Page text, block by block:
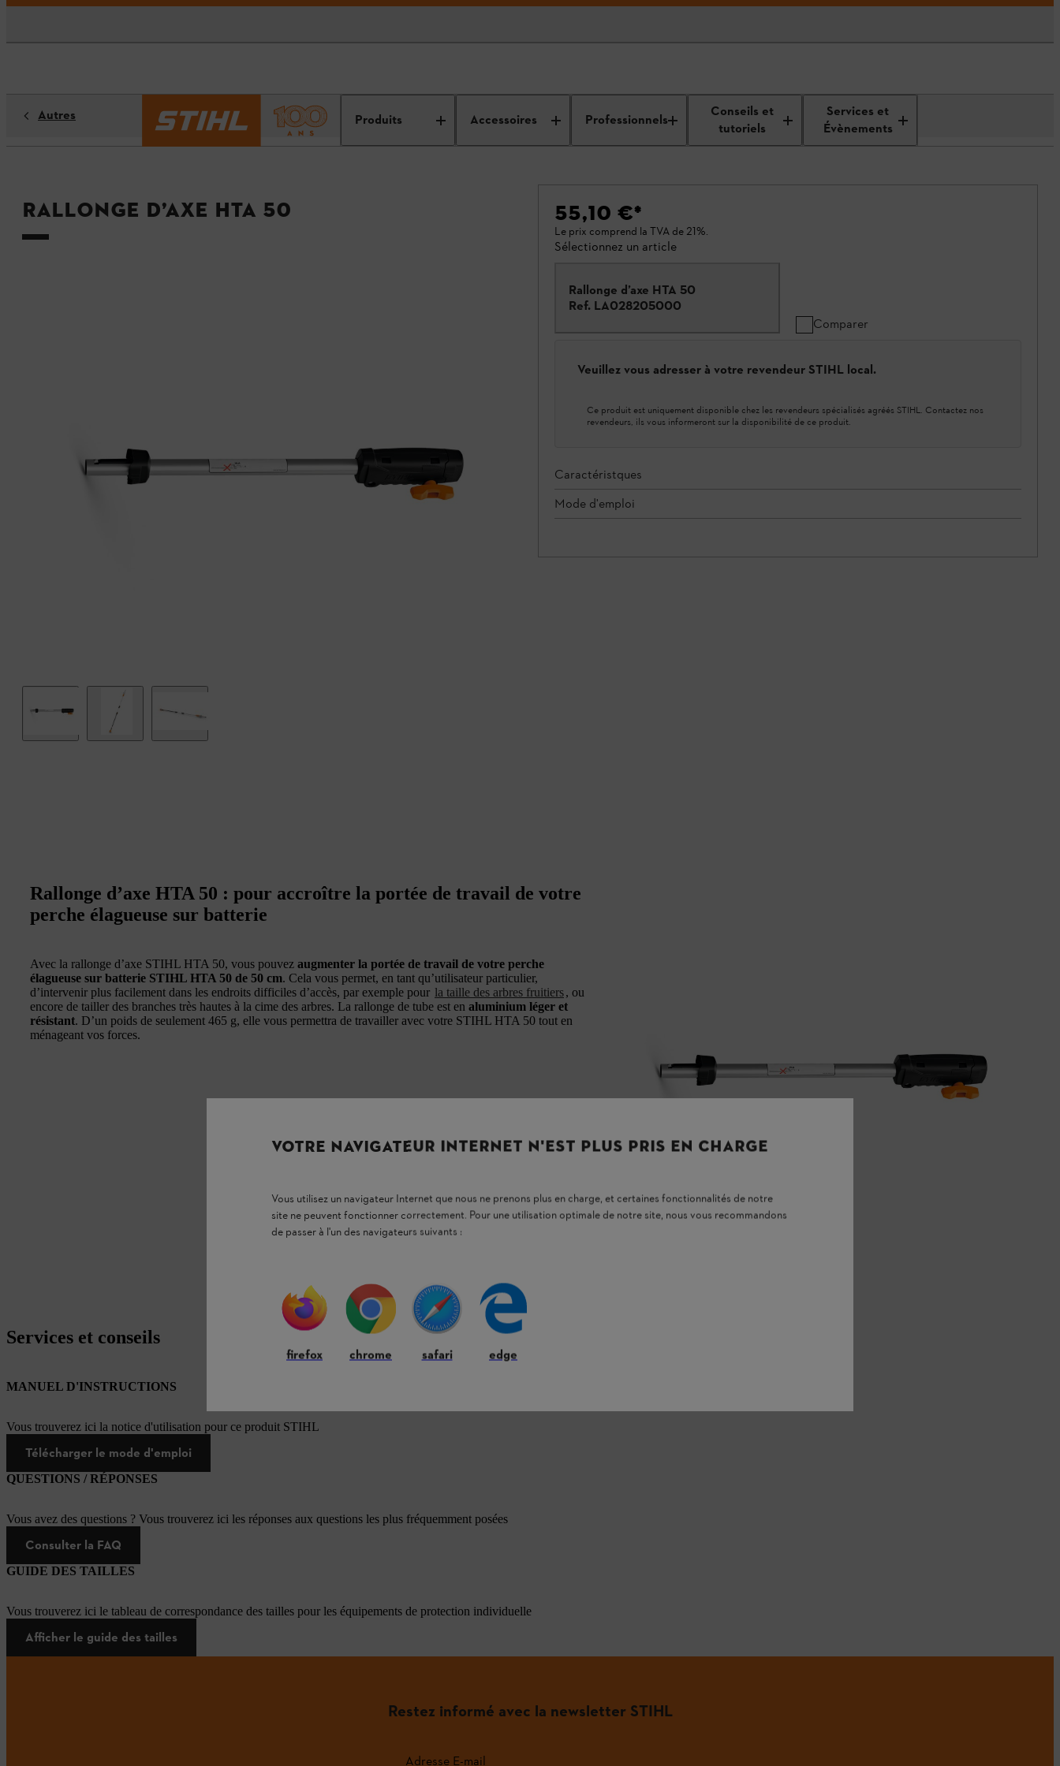
Produits Accessoires Professionnels
Conseils et
tutoriels
Services et
Évènements
Autres
Rallonge d’axe HTA 50 55,10 €*
Le prix comprend la TVA de 21%.
Sélectionnez un article
Rallonge d’axe HTA 50
Ref. LA028205000
Comparer
Veuillez vous adresser à votre revendeur STIHL local.
Ce produit est uniquement disponible chez les revendeurs spécialisés agréés STIHL. Contactez nos
revendeurs, ils vous informeront sur la disponibilité de ce produit.
Caractéristques
Mode d'emploi
Rallonge d’axe HTA 50 : pour accroître la portée de travail de votre
perche élagueuse sur batterie
Avec la rallonge d’axe STIHL HTA 50, vous pouvez augmenter la portée de travail de votre perche
élagueuse sur batterie STIHL HTA 50 de 50 cm. Cela vous permet, en tant qu’utilisateur particulier,
d’intervenir plus facilement dans les endroits difficiles d’accès, par exemple pour la taille des arbres fruitiers, ou
encore de tailler des branches très hautes à la cime des arbres. La rallonge de tube est en aluminium léger et
résistant. D’un poids de seulement 465 g, elle vous permettra de travailler avec votre STIHL HTA 50 tout en
ménageant vos forces.
Services et conseils
MANUEL D'INSTRUCTIONS
Vous trouverez ici la notice d'utilisation pour ce produit STIHL
Télécharger le mode d'emploi
QUESTIONS / RÉPONSES
Vous avez des questions ? Vous trouverez ici les réponses aux questions les plus fréquemment posées
Consulter la FAQ
GUIDE DES TAILLES
Vous trouverez ici le tableau de correspondance des tailles pour les équipements de protection individuelle
Afficher le guide des tailles
Restez informé avec la newsletter STIHL
Adresse E-mail
VOTRE NAVIGATEUR INTERNET N'EST PLUS PRIS EN CHARGE
Vous utilisez un navigateur Internet que nous ne prenons plus en charge, et certaines fonctionnalités de notre
site ne peuvent fonctionner correctement. Pour une utilisation optimale de notre site, nous vous recommandons
de passer à l'un des navigateurs suivants :
firefox chrome safari edge